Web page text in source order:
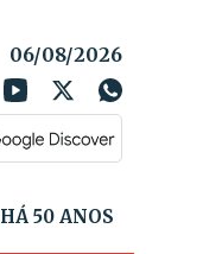
06/08/2026
HÁ 50 ANOS